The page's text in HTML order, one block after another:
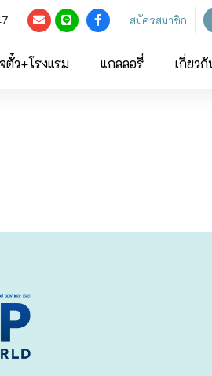
สมัครสมาชิก
ตั๋ว+โรงแรม แกลลอรี่ เกี่ยวกั